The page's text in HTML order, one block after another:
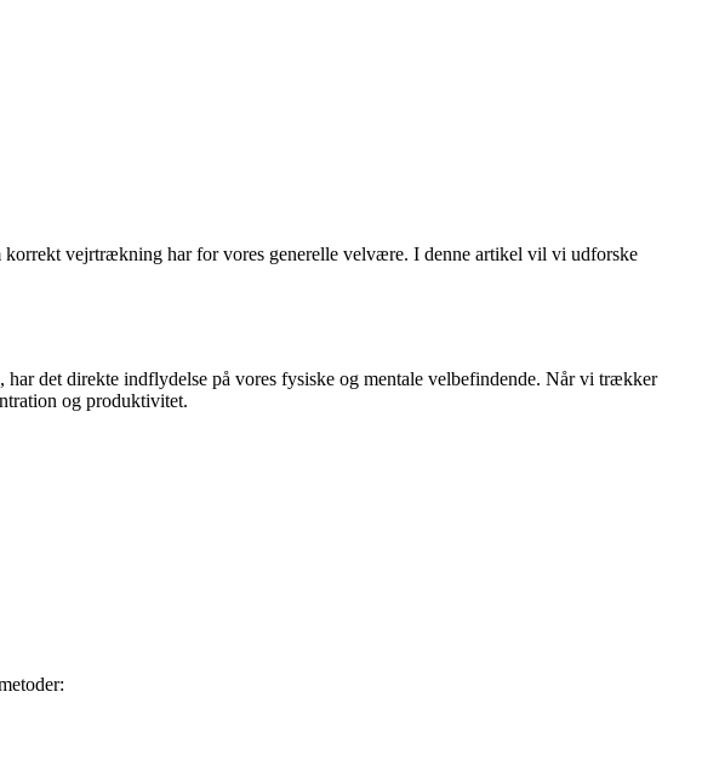
vejrtrækning har for vores generelle velvære. I denne artikel vil vi udforske
det direkte indflydelse på vores fysiske og mentale velbefindende. Når vi trækker
og produktivitet.